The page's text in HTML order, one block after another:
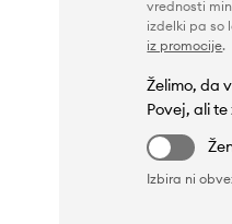
vrednosti
izdelki pa so
iz promocije.
Želimo, da
Povej, ali
Izbira ni